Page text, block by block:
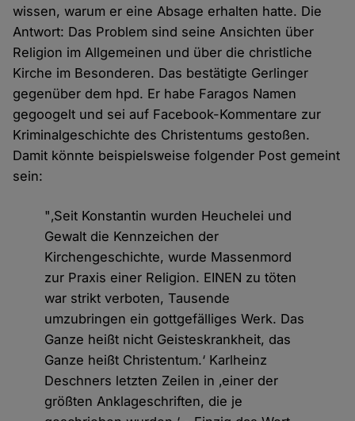
wissen, warum er eine Absage erhalten hatte. Die
Antwort: Das Problem sind seine Ansichten über
Religion im Allgemeinen und über die christliche
Kirche im Besonderen. Das bestätigte Gerlinger
gegenüber dem hpd. Er habe Faragos Namen
gegoogelt und sei auf Facebook-Kommentare zur
Kriminalgeschichte des Christentums gestoßen.
Damit könnte beispielsweise folgender Post gemeint
sein:
"‚Seit Konstantin wurden Heuchelei und
Gewalt die Kennzeichen der
Kirchengeschichte, wurde Massenmord
zur Praxis einer Religion. EINEN zu töten
war strikt verboten, Tausende
umzubringen ein gottgefälliges Werk. Das
Ganze heißt nicht Geisteskrankheit, das
Ganze heißt Christentum.‘ Karlheinz
Deschners letzten Zeilen in ‚einer der
größten Anklageschriften, die je